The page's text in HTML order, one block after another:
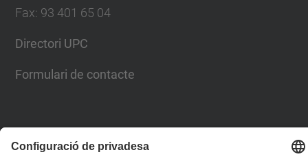
Fax: 93 401 65 04
Directori UPC
Formulari de contacte
© UPCEscola Tècnica Superior d'Enginyers de Camins,